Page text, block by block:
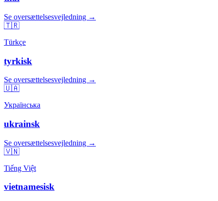
Se oversættelsesvejledning →
🇹🇷
Türkçe
tyrkisk
Se oversættelsesvejledning →
🇺🇦
Українська
ukrainsk
Se oversættelsesvejledning →
🇻🇳
Tiếng Việt
vietnamesisk